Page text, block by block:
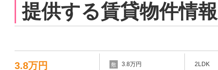
提供する賃貸物件情報
3.8万円 敷 3.8万円
2LDK